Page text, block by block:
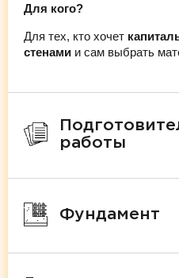
Для кого?
Для тех, кто хочет
стенами и сам выбрать
работы
Фундамент